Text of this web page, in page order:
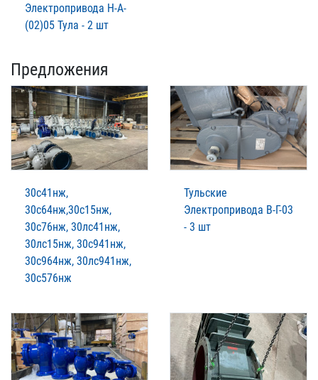
Электропривода Н-А-
(02)05 Тула - 2 шт
Предложения
30с41нж,
30с64нж,30с15нж,
30с76нж, 30лс41нж,
30лс15нж, 30с941нж,
30с964нж, 30лс941нж,
30с576нж
Тульские
Электропривода В-Г-03
- 3 шт